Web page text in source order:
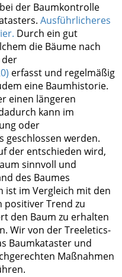
der Baumkontrolle
Ausführlicheres
Durch ein gut
die Bäume nach
der
erfasst und regelmäßig
eine Baumhistorie.
einen längeren
kann im
oder
geschlossen werden.
der entschieden wird,
sinnvoll und
des Baumes
ist im Vergleich mit den
positiver Trend zu
den Baum zu erhalten
Wir von der Treeletics-
Baumkataster und
Maßnahmen